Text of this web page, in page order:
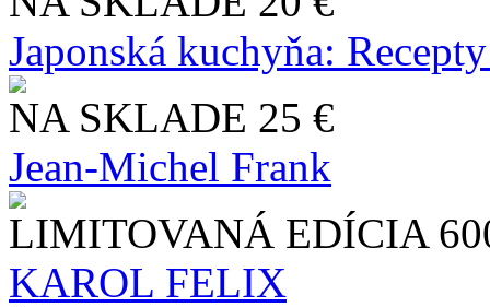
Japonská kuchyňa:
NA SKLADE 25 €
Jean-Michel Frank
LIMITOVANÁ EDÍCIA
KAROL FELIX